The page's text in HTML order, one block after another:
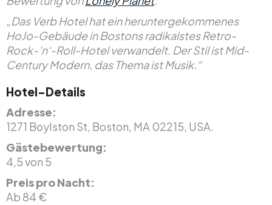
„Das Verb Hotel hat ein heruntergekommenes
HoJo-Gebäude in Bostons radikalstes Retro-
Rock-’n‘-Roll-Hotel verwandelt. Der Stil ist Mid-
Century Modern, das Thema ist Musik.“
Hotel-Details
Adresse:
1271 Boylston St, Boston, MA 02215, USA.
Gästebewertung:
4,5 von 5
Preis pro Nacht:
Ab 84 €